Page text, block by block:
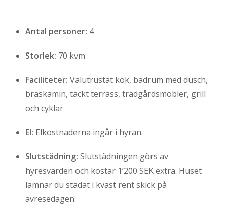
Antal personer: 4
Storlek: 70 kvm
Faciliteter: Välutrustat kök, badrum med dusch,
braskamin, täckt terrass, trädgårdsmöbler, grill
och cyklar
El: Elkostnaderna ingår i hyran.
Slutstädning: Slutstädningen görs av
hyresvärden och kostar 1’200 SEK extra. Huset
lämnar du städat i kvast rent skick på
avresedagen.